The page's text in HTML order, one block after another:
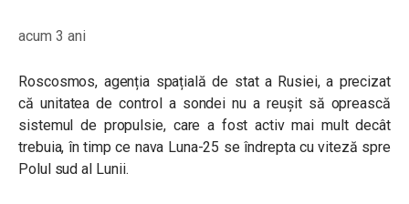
acum 3 ani
Roscosmos, agenția spațială de stat a Rusiei, a precizat
că unitatea de control a sondei nu a reușit să oprească
sistemul de propulsie, care a fost activ mai mult decât
trebuia, în timp ce nava Luna-25 se îndrepta cu viteză spre
Polul sud al Lunii.